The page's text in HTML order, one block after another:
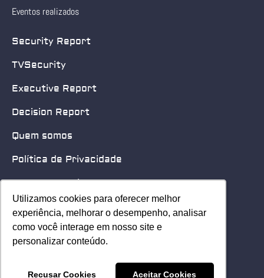
Utilizamos cookies para oferecer melhor
experiência, melhorar o desempenho, analisar
como você interage em nosso site e
personalizar conteúdo.
Recusar Cookies Aceitar Cookies
Utilizamos cookies para oferecer melhor
experiência, melhorar o desempenho, analisar
como você interage em nosso site e
personalizar conteúdo.
Recusar Cookies Aceitar Cookies
Eventos realizados
Security Report
TVSecurity
Executive Report
Decision Report
Quem somos
Política de Privacidade
Quero patrocinar
Contato
Home
© 2025 Security Leader. Todos os Direitos Reservados.